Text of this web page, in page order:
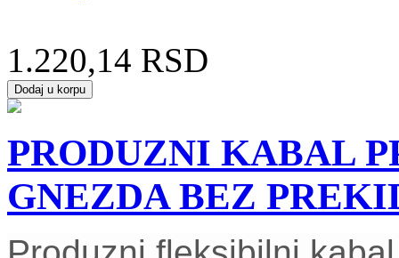
1.220,14 RSD
PRODUZNI KABAL
GNEZDA BEZ